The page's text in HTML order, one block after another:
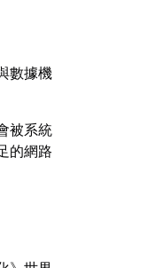
數據機
被系統
的網路